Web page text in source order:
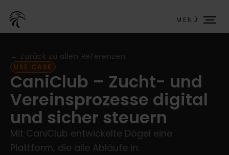
MENÜ
← Zurück zu allen Referenzen
USE CASE
CaniClub – Zucht- und
Vereinsprozesse digital
und sicher steuern
Mit CaniClub entwickelte Dögel eine
Plattform, die alle Abläufe in